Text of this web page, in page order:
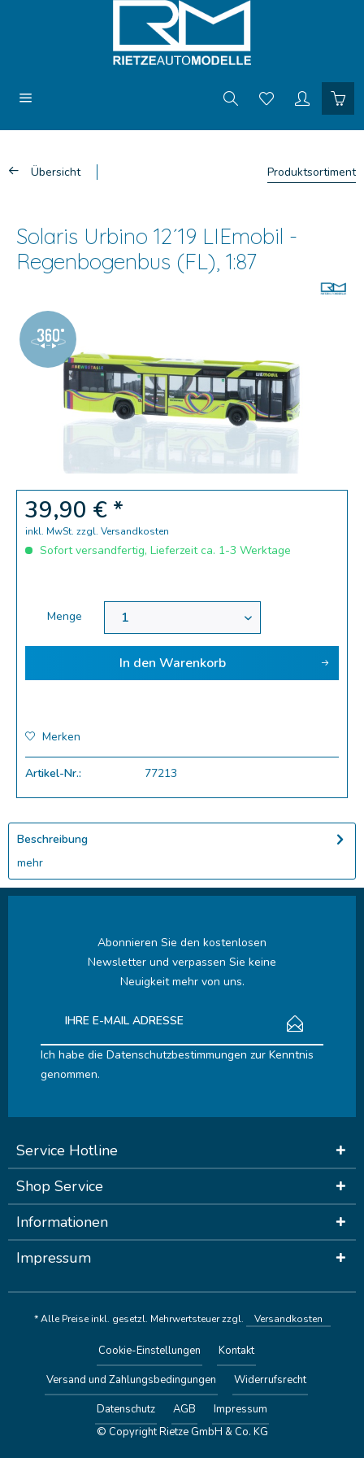
Übersicht Produktsortiment
Solaris Urbino 12´19 LIEmobil -
Regenbogenbus (FL), 1:87
39,90 € *
inkl. MwSt. zzgl. Versandkosten
Sofort versandfertig, Lieferzeit ca. 1-3 Werktage
Menge
In den Warenkorb
Merken
Artikel-Nr.: 77213
Beschreibung
mehr
Abonnieren Sie den kostenlosen
Newsletter und verpassen Sie keine
Neuigkeit mehr von uns.
Ich habe die Datenschutzbestimmungen zur Kenntnis
genommen.
Service Hotline
Shop Service
Informationen
Impressum
* Alle Preise inkl. gesetzl. Mehrwertsteuer zzgl. Versandkosten
Cookie-Einstellungen
Kontakt
Versand und Zahlungsbedingungen
Widerrufsrecht
Datenschutz
AGB
Impressum
© Copyright Rietze GmbH & Co. KG